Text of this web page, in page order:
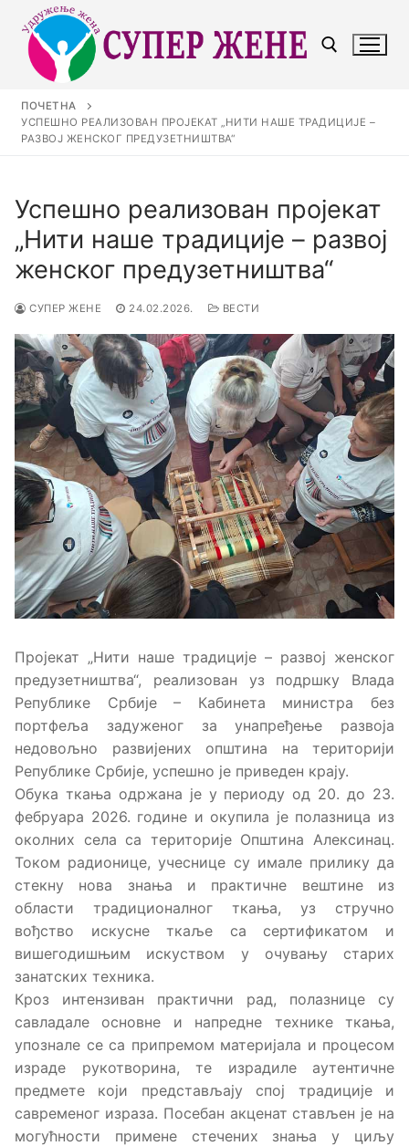
ПОЧЕТНА
УСПЕШНО РЕАЛИЗОВАН ПРОЈЕКАТ „НИТИ НАШЕ ТРАДИЦИЈЕ –
РАЗВОЈ ЖЕНСКОГ ПРЕДУЗЕТНИШТВА“
Успешно реализован пројекат
„Нити наше традиције – развој
женског предузетништва“
СУПЕР ЖЕНЕ 24.02.2026. ВЕСТИ
Пројекат „Нити наше традиције – развој женског
предузетништва“, реализован уз подршку Влада
Републике Србије – Кабинета министра без
портфеља задуженог за унапређење развоја
недовољно развијених општина на територији
Републике Србије, успешно је приведен крају.
Обука ткања одржана је у периоду од 20. до 23.
фебруара 2026. године и окупила је полазница из
околних села са територије Општина Алексинац.
Током радионице, учеснице су имале прилику да
стекну нова знања и практичне вештине из
области традиционалног ткања, уз стручно
вођство искусне ткаље са сертификатом и
вишегодишњим искуством у очувању старих
занатских техника.
Кроз интензиван практични рад, полазнице су
савладале основне и напредне технике ткања,
упознале се са припремом материјала и процесом
израде рукотворина, те израдиле аутентичне
предмете који представљају спој традиције и
савременог израза. Посебан акценат стављен је на
могућности примене стечених знања у циљу